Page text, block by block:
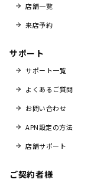
店舗一覧
来店予約
サポート
サポート一覧
よくあるご質問
お問い合わせ
APN設定の方法
店舗サポート
ご契約者様